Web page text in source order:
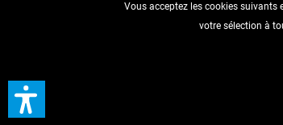
Vous acceptez les cookies
votre sélection à